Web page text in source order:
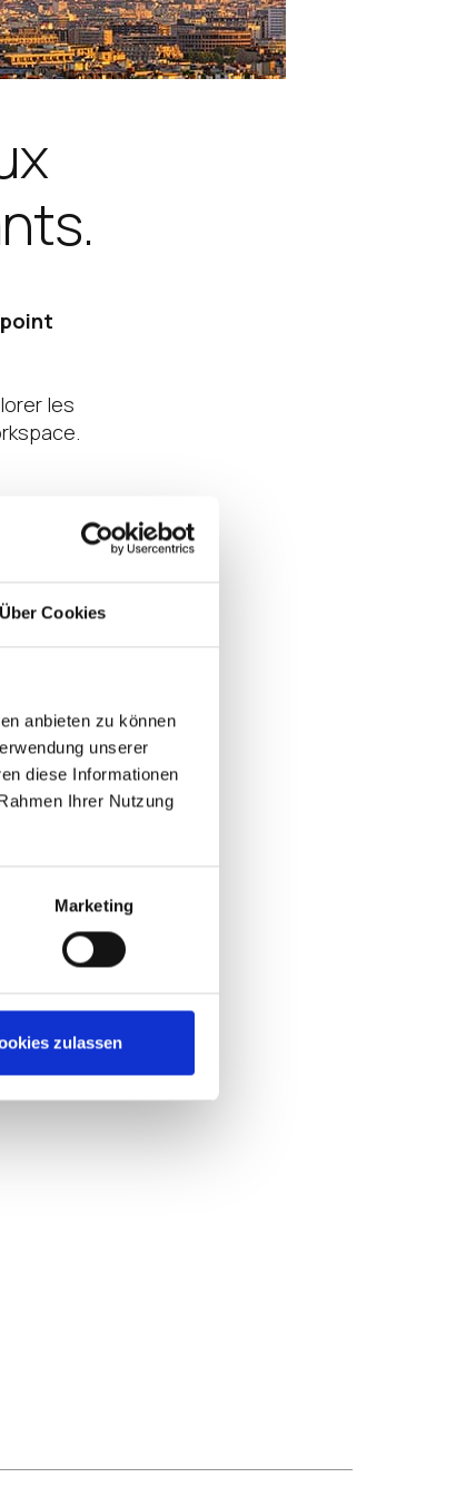
Über Cookies
anbieten zu können
unserer
diese Informationen
Ihrer Nutzung
Marketing
zulassen
les